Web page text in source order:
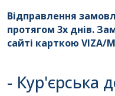
Відправлення
протягом 3х днів.
сайті карткою VIZA/
- Кур'єрська